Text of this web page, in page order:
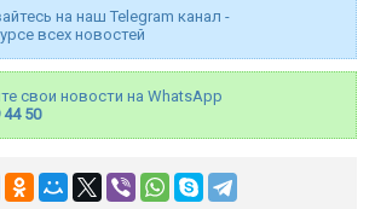
на наш Telegram канал -
всех новостей
свои новости на WhatsApp
44 50